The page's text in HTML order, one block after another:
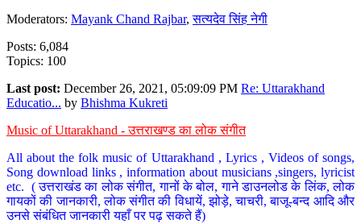
Moderators: Mayank Chand Rajbar,सत्यदेव सिंह नेगी
Posts: 6,084
Topics: 100
Last post: December 26, 2021, 05:09:09 PM Re: Uttarakhand
Educatio... by Bhishma Kukreti
Music of Uttarakhand - उत्तराखण्ड का लोक संगीत
All about the folk music of Uttarakhand , Lyrics , Videos of songs,
Song download links , information about musicians ,singers, lyricist
etc. ( उत्तराखंड का लोक संगीत, गानों के बोल, गाने डाउनलोड के लिंक, लोक
गायकों की जानकारी, लोक संगीत की विधायें, झोड़े, चाचरी, बाजू-बन्द आदि और
उनसे संबंधित जानकारी यहाँ पर पढ़ सकते हैं)